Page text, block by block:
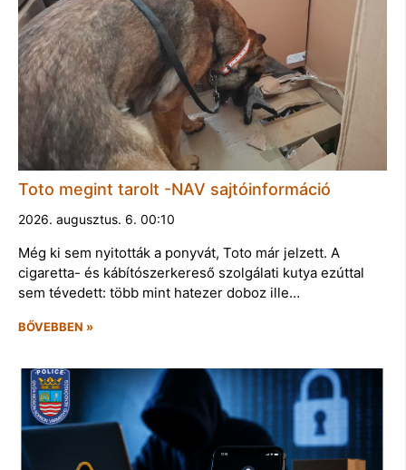
Toto megint tarolt -NAV sajtóinformáció
2026. augusztus. 6. 00:10
Még ki sem nyitották a ponyvát, Toto már jelzett. A
cigaretta- és kábítószerkereső szolgálati kutya ezúttal
sem tévedett: több mint hatezer doboz ille…
BŐVEBBEN »